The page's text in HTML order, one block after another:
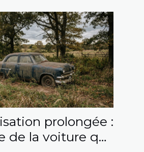
prolongée :
de la voiture qui